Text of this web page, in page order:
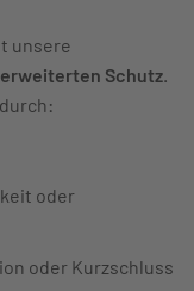
unsere
erweiterten Schutz.
oder
oder Kurzschluss